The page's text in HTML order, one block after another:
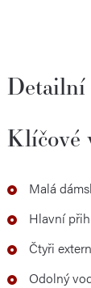
Detailní
Klíčové
Malá
Hlavní
Čtyři
Odolný